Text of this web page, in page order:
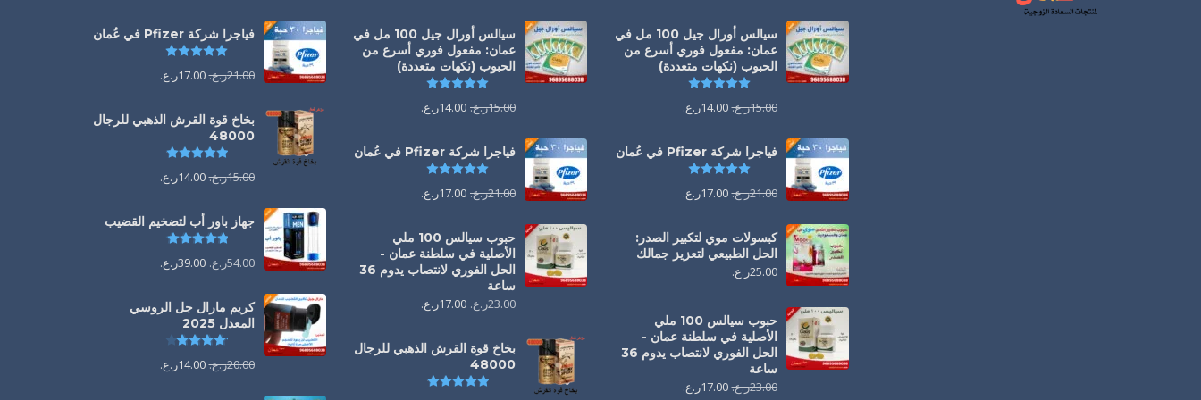
سيالس أورال جيل 100 مل في
عمان: مفعول فوري أسرع من
الحبوب (نكهات متعددة)
15.00ر.ع. 14.00ر.ع.
فياجرا شركة Pfizer في عُمان
21.00ر.ع. 17.00ر.ع.
كبسولات موي لتكبير الصدر:
الحل الطبيعي لتعزيز جمالك
25.00ر.ع.
حبوب سيالس 100 ملي
الأصلية في سلطنة عمان -
الحل الفوري لانتصاب يدوم 36
ساعة
23.00ر.ع. 17.00ر.ع.
سيالس أورال جيل 100 مل في
عمان: مفعول فوري أسرع من
الحبوب (نكهات متعددة)
15.00ر.ع. 14.00ر.ع.
فياجرا شركة Pfizer في عُمان
21.00ر.ع. 17.00ر.ع.
حبوب سيالس 100 ملي
الأصلية في سلطنة عمان -
الحل الفوري لانتصاب يدوم 36
ساعة
23.00ر.ع. 17.00ر.ع.
بخاخ قوة القرش الذهبي للرجال
48000
تم التقييم
فياجرا شركة Pfizer في عُمان
21.00ر.ع. 17.00ر.ع.
بخاخ قوة القرش الذهبي للرجال
48000
تم التقييم
15.00ر.ع. 14.00ر.ع.
جهاز باور أب لتضخيم القضيب
تم التقييم
54.00ر.ع. 39.00ر.ع.
كريم مارال جل الروسي
المعدل 2025
تم التقييم
20.00ر.ع. 14.00ر.ع.